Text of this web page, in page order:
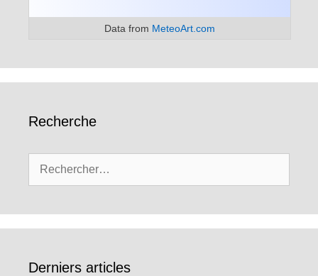
Data from MeteoArt.com
Recherche
Derniers articles